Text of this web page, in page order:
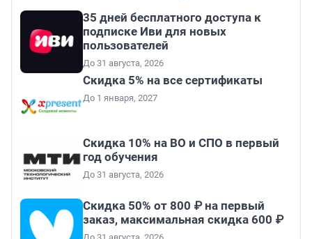
35 дней бесплатного доступа к
подписке Иви для новых
пользователей
До 31 августа, 2026
Скидка 5% на все сертификаты
До 1 января, 2027
Скидка 10% на ВО и СПО в первый
год обучения
До 31 августа, 2026
Скидка 50% от 800 ₽ на первый
заказ, максимальная скидка 600 ₽